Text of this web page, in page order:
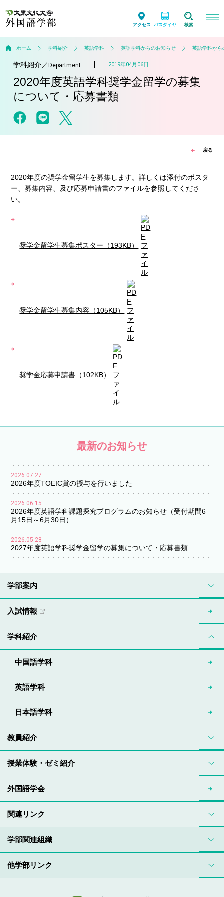
アクセス バスダイヤ 検索
ホーム 学科紹介 英語学科 英語学科からのお知らせ 英語学科か
学科紹介／Department 2019年04月06日
2020年度英語学科奨学金留学の募集
について・応募書類
戻る
2020年度の奨学金留学生を募集します。詳しくは添付のポスタ
ー、募集内容、及び応募申請書のファイルを参照してくださ
い。
奨学金留学生募集ポスター（193KB）
奨学金留学生募集内容（105KB）
奨学金応募申請書（102KB）
最新のお知らせ
2026.07.27
2026年度TOEIC賞の授与を行いました
2026.06.15
2026年度英語学科課題探究プログラムのお知らせ（受付期間6
月15日～6月30日）
2026.05.28
2027年度英語学科奨学金留学の募集について・応募書類
学部関連組織
他学部リンク
学部案内
入試情報
学科紹介
中国語学科
英語学科
日本語学科
教員紹介
授業体験・ゼミ紹介
外国語学会
関連リンク